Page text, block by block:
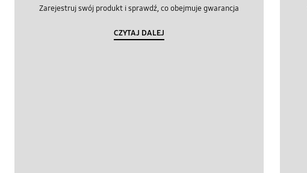
Zarejestruj swój produkt i sprawdź, co obejmuje gwarancja
CZYTAJ DALEJ